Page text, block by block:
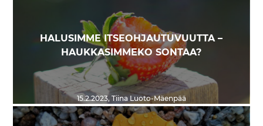
HALUSIMME ITSEOHJAUTUVUUTTA –
HAUKKASIMMEKO SONTAA?
15.2.2023, Tiina Luoto-Mäenpää